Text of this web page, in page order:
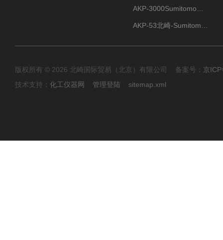
版权所有 © 2026 北崎国际贸易（北京）有限公司 备案号： 京
技术支持： 化工仪器网 管理登陆 sitemap.xml